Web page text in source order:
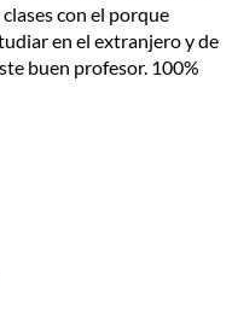
con el porque
en el extranjero y de
buen profesor. 100%